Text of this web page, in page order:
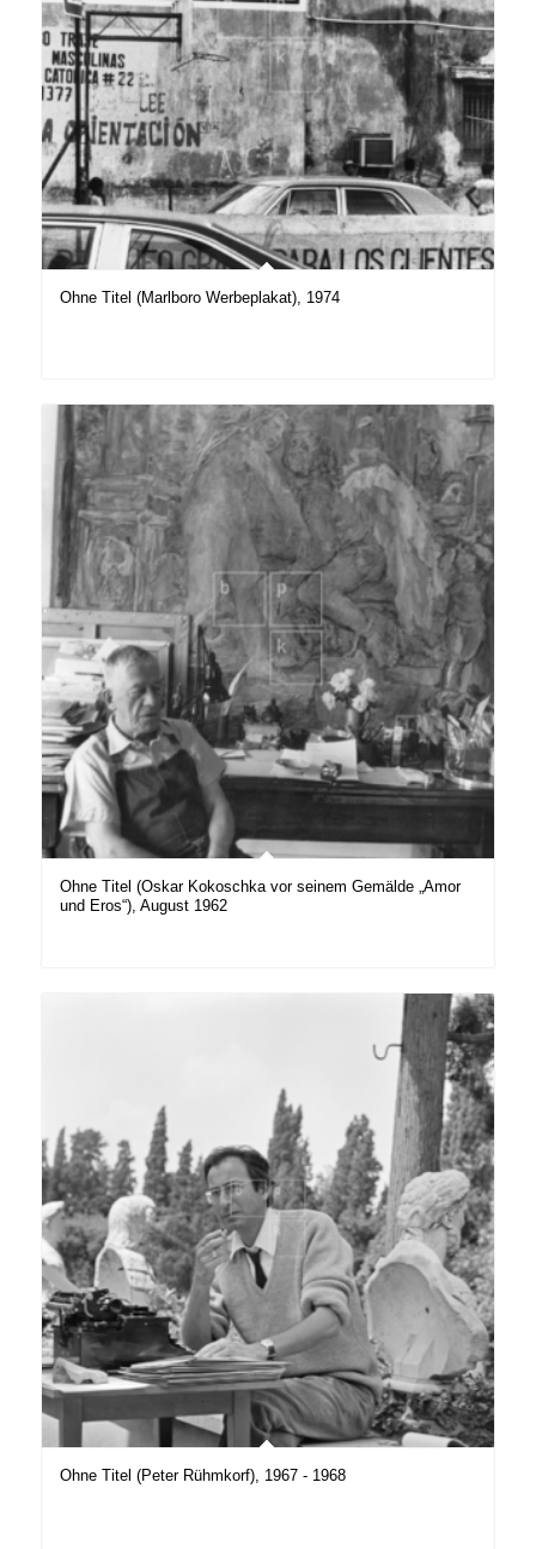
Ohne Titel (Marlboro Werbeplakat), 1974
Ohne Titel (Oskar Kokoschka vor seinem Gemälde „Amor
und Eros“), August 1962
Ohne Titel (Peter Rühmkorf), 1967 - 1968